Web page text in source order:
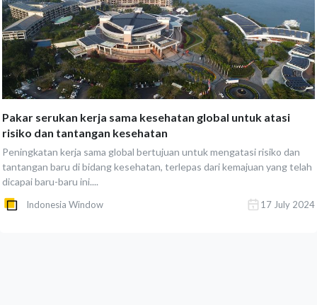
Pakar serukan kerja sama kesehatan global untuk atasi
risiko dan tantangan kesehatan
Peningkatan kerja sama global bertujuan untuk mengatasi risiko dan
tantangan baru di bidang kesehatan, terlepas dari kemajuan yang telah
dicapai baru-baru ini....
Indonesia Window 17 July 2024